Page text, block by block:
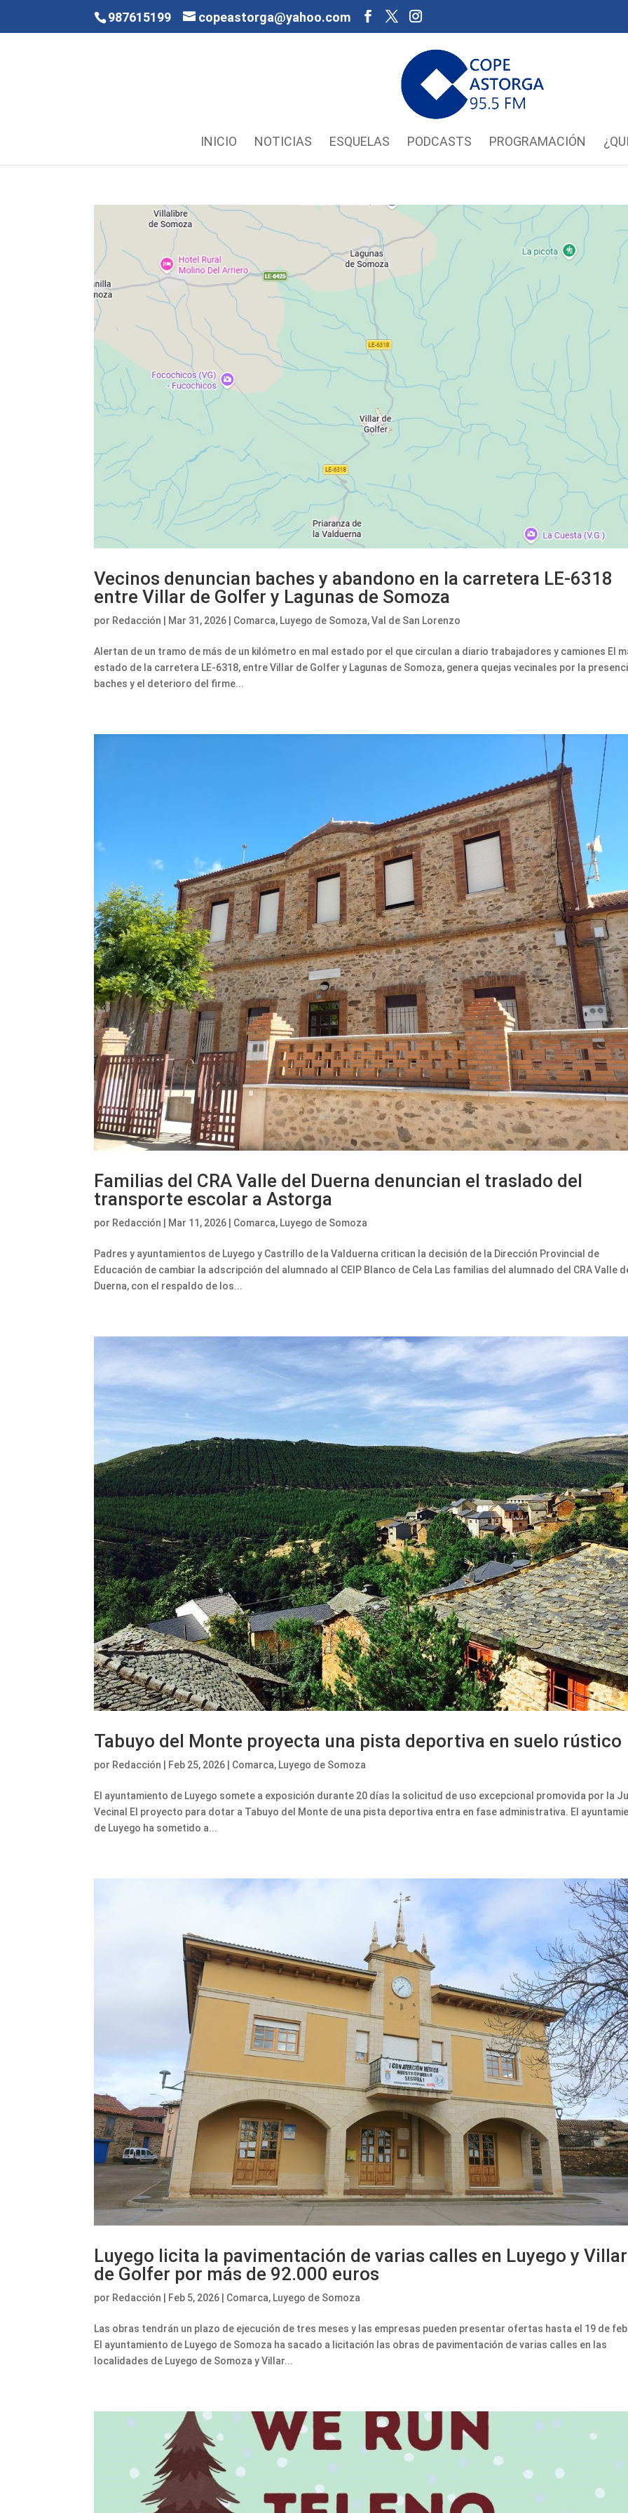
987615199 copeastorga@yahoo.com
INICIO NOTICIAS ESQUELAS PODCASTS PROGRAMACIÓN
Vecinos denuncian baches y abandono en la carretera LE-6318
entre Villar de Golfer y Lagunas de Somoza
por Redacción Mar 31, 2026 Comarca, Luyego de Somoza,Val de San Lorenzo
Alertan de un tramo de más de un kilómetro en mal estado por el que circulan a diario trabajadores y camiones El
estado de la carretera LE-6318, entre Villar de Golfer y Lagunas de Somoza, genera quejas vecinales por la
baches y el deterioro del firme...
Familias del CRA Valle del Duerna denuncian el traslado del
transporte escolar a Astorga
por Redacción Mar 11, 2026 Comarca, Luyego de Somoza
Padres y ayuntamientos de Luyego y Castrillo de la Valduerna critican la decisión de la Dirección Provincial de
Educación de cambiar la adscripción del alumnado al CEIP Blanco de Cela Las familias del alumnado del CRA Valle
Duerna, con el respaldo de los...
Tabuyo del Monte proyecta una pista deportiva en suelo rústico
por Redacción Feb 25, 2026 Comarca, Luyego de Somoza
El ayuntamiento de Luyego somete a exposición durante 20 días la solicitud de uso excepcional promovida por la
Vecinal El proyecto para dotar a Tabuyo del Monte de una pista deportiva entra en fase administrativa. El
de Luyego ha sometido a...
Luyego licita la pavimentación de varias calles en Luyego y Villar
de Golfer por más de 92.000 euros
por Redacción Feb 5, 2026 Comarca, Luyego de Somoza
Las obras tendrán un plazo de ejecución de tres meses y las empresas pueden presentar ofertas hasta el 19 de
El ayuntamiento de Luyego de Somoza ha sacado a licitación las obras de pavimentación de varias calles en las
localidades de Luyego de Somoza y Villar...